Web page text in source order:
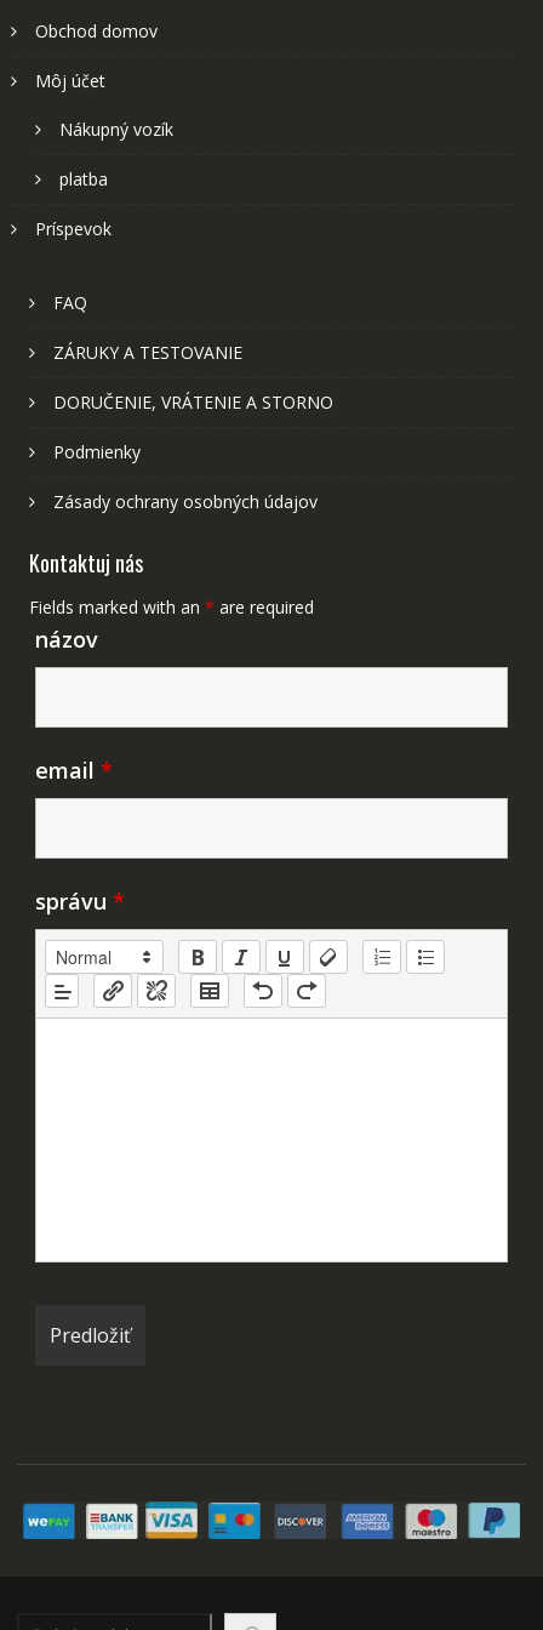
Obchod domov
Môj účet
Nákupný vozík
platba
Príspevok
FAQ
ZÁRUKY A TESTOVANIE
DORUČENIE, VRÁTENIE A STORNO
Podmienky
Zásady ochrany osobných údajov
Kontaktuj nás
Fields marked with an * are required
názov
email *
správu *